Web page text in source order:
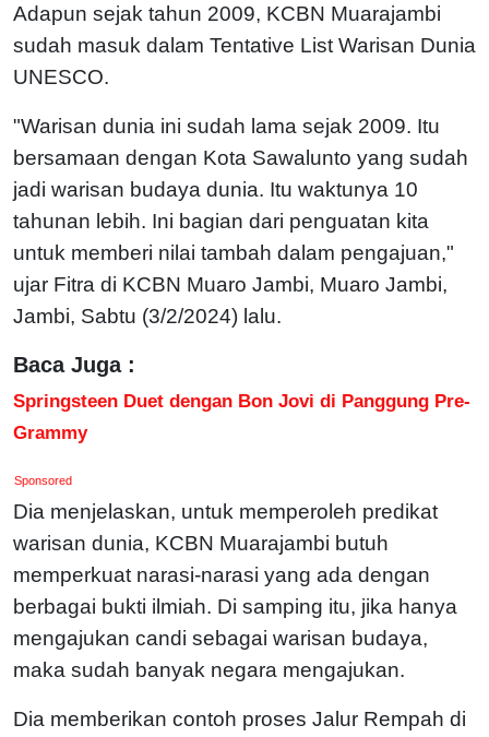
Adapun sejak tahun 2009, KCBN Muarajambi
sudah masuk dalam Tentative List Warisan Dunia
UNESCO.
"Warisan dunia ini sudah lama sejak 2009. Itu
bersamaan dengan Kota Sawalunto yang sudah
jadi warisan budaya dunia. Itu waktunya 10
tahunan lebih. Ini bagian dari penguatan kita
untuk memberi nilai tambah dalam pengajuan,"
ujar Fitra di KCBN Muaro Jambi, Muaro Jambi,
Jambi, Sabtu (3/2/2024) lalu.
Baca Juga :
Springsteen Duet dengan Bon Jovi di Panggung Pre-
Grammy
Sponsored
Dia menjelaskan, untuk memperoleh predikat
warisan dunia, KCBN Muarajambi butuh
memperkuat narasi-narasi yang ada dengan
berbagai bukti ilmiah. Di samping itu, jika hanya
mengajukan candi sebagai warisan budaya,
maka sudah banyak negara mengajukan.
Dia memberikan contoh proses Jalur Rempah di